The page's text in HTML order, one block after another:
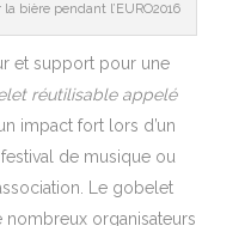
bière pendant l’EURO2016
et support pour une
réutilisable appelé
impact fort lors d’un
de musique ou
Le gobelet
nombreux organisateurs